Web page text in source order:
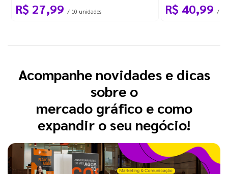
R$ 27,99 / 10 unidades R$ 40,99 / 1
Acompanhe novidades e dicas
sobre o
mercado gráfico e como
expandir o seu negócio!